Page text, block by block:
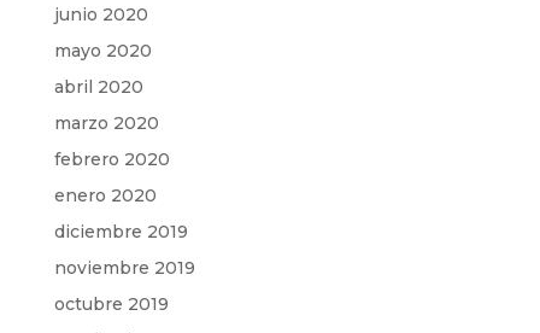
junio 2020
mayo 2020
abril 2020
marzo 2020
febrero 2020
enero 2020
diciembre 2019
noviembre 2019
octubre 2019